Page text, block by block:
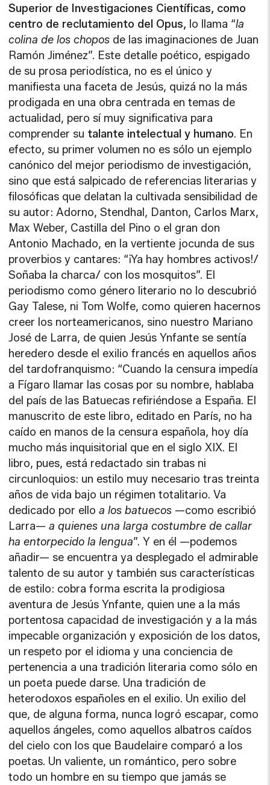
Superior de Investigaciones Científicas, como
centro de reclutamiento del Opus, lo llama “la
colina de los chopos de las imaginaciones de Juan
Ramón Jiménez”. Este detalle poético, espigado
de su prosa periodística, no es el único y
manifiesta una faceta de Jesús, quizá no la más
prodigada en una obra centrada en temas de
actualidad, pero sí muy significativa para
comprender su talante intelectual y humano. En
efecto, su primer volumen no es sólo un ejemplo
canónico del mejor periodismo de investigación,
sino que está salpicado de referencias literarias y
filosóficas que delatan la cultivada sensibilidad de
su autor: Adorno, Stendhal, Danton, Carlos Marx,
Max Weber, Castilla del Pino o el gran don
Antonio Machado, en la vertiente jocunda de sus
proverbios y cantares: “¡Ya hay hombres activos!/
Soñaba la charca/ con los mosquitos”. El
periodismo como género literario no lo descubrió
Gay Talese, ni Tom Wolfe, como quieren hacernos
creer los norteamericanos, sino nuestro Mariano
José de Larra, de quien Jesús Ynfante se sentía
heredero desde el exilio francés en aquellos años
del tardofranquismo: “Cuando la censura impedía
a Fígaro llamar las cosas por su nombre, hablaba
del país de las Batuecas refiriéndose a España. El
manuscrito de este libro, editado en París, no ha
caído en manos de la censura española, hoy día
mucho más inquisitorial que en el siglo XIX. El
libro, pues, está redactado sin trabas ni
circunloquios: un estilo muy necesario tras treinta
años de vida bajo un régimen totalitario. Va
dedicado por elloa los batuecos —como escribió
Larra—a quienes una larga costumbre de callar
ha entorpecido la lengua”. Y en él —podemos
añadir— se encuentra ya desplegado el admirable
talento de su autor y también sus características
de estilo: cobra forma escrita la prodigiosa
aventura de Jesús Ynfante, quien une a la más
portentosa capacidad de investigación y a la más
impecable organización y exposición de los datos,
un respeto por el idioma y una conciencia de
pertenencia a una tradición literaria como sólo en
un poeta puede darse. Una tradición de
heterodoxos españoles en el exilio. Un exilio del
que, de alguna forma, nunca logró escapar, como
aquellos ángeles, como aquellos albatros caídos
del cielo con los que Baudelaire comparó a los
poetas. Un valiente, un romántico, pero sobre
todo un hombre en su tiempo que jamás se